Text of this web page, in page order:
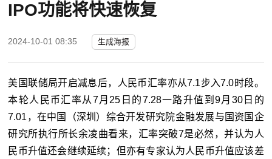
IPO功能将快速恢复
2024-10-01 08:35 生成海报
美国联储局开启减息后，人民币汇率亦从7.1步入7.0时段。
本轮人民币汇率从7月25日的7.28一路升值到9月30日的
7.01，在中国（深圳）综合开发研究院金融发展与国资国企
研究所执行所长余凌曲看来，汇率突破7是必然，并认为人
民币升值还会继续延续；但亦有专家认为人民币升值应该差